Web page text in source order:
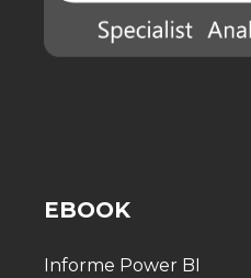
EBOOK
Informe Power BI